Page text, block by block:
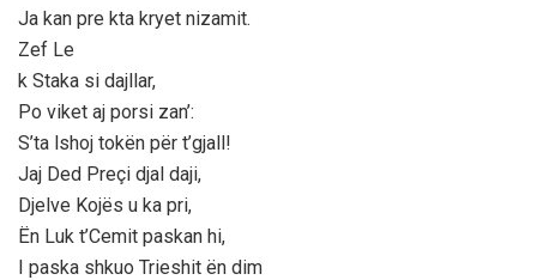
Ja kan pre kta kryet nizamit.
Zef Le
k Staka si dajllar,
Po viket aj porsi zan’:
S’ta lshoj tokën për t’gjall!
Jaj Ded Preçi djal daji,
Djelve Kojës u ka pri,
Ën Luk t’Cemit paskan hi,
I paska shkuo Trieshit ën dim